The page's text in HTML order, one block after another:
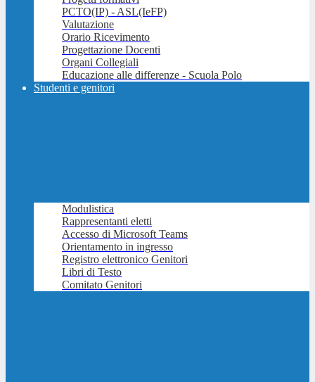
PCTO(IP) - ASL(IeFP)
Valutazione
Orario Ricevimento
Progettazione Docenti
Organi Collegiali
Educazione alle differenze - Scuola Polo
Studenti e genitori
Modulistica
Rappresentanti eletti
Accesso di Microsoft Teams
Orientamento in ingresso
Registro elettronico Genitori
Libri di Testo
Comitato Genitori